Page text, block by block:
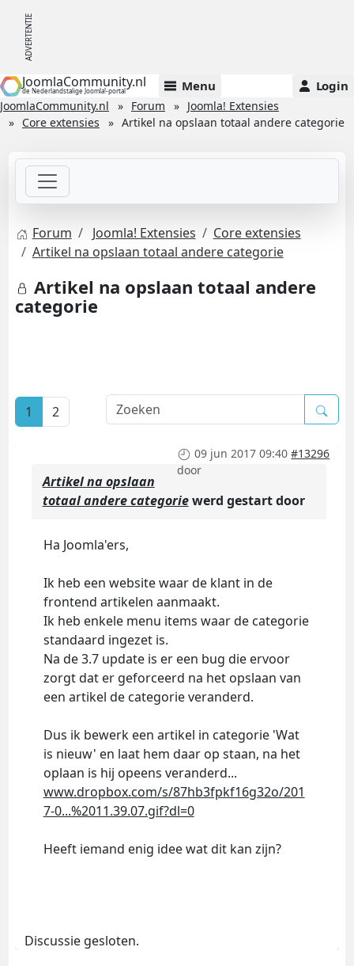
JoomlaCommunity.nl
de Nederlandstalige Joomla!-portal Menu Login
JoomlaCommunity.nl Forum
Joomla! Extensies
Core extensies
Artikel na opslaan totaal andere categorie
Forum Joomla! Extensies
Core extensies
Artikel na opslaan totaal andere categorie
Artikel na opslaan totaal andere
categorie
1 2
09 jun 2017 09:40 #13296
door
Artikel na opslaan
totaal andere categoriewerd gestart door
Ha Joomla'ers,
Ik heb een website waar de klant in de
frontend artikelen aanmaakt.
Ik heb enkele menu items waar de categorie
standaard ingezet is.
Na de 3.7 update is er een bug die ervoor
zorgt dat er geforceerd na het opslaan van
een artikel de categorie veranderd.
Dus ik bewerk een artikel in categorie 'Wat
is nieuw' en laat hem daar op staan, na het
oplaan is hij opeens veranderd...
www.dropbox.com/s/87hb3fpkf16g32o/201
7-0...%2011.39.07.gif?dl=0
Heeft iemand enig idee wat dit kan zijn?
Discussie gesloten.